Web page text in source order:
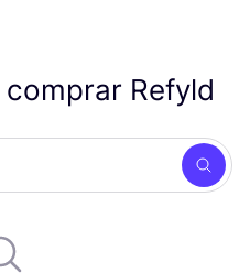
Refyld